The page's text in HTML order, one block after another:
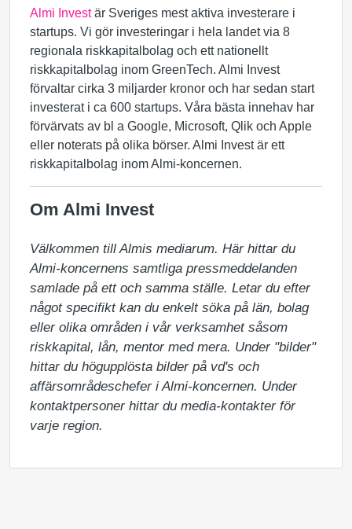
Almi Investär Sveriges mest aktiva investerare i
startups. Vi gör investeringar i hela landet via 8
regionala riskkapitalbolag och ett nationellt
riskkapitalbolag inom GreenTech. Almi Invest
förvaltar cirka 3 miljarder kronor och har sedan start
investerat i ca 600 startups. Våra bästa innehav har
förvärvats av bl a Google, Microsoft, Qlik och Apple
eller noterats på olika börser. Almi Invest är ett
riskkapitalbolag inom Almi-koncernen.
Om Almi Invest
Välkommen till Almis mediarum. Här hittar du
Almi-koncernens samtliga pressmeddelanden
samlade på ett och samma ställe. Letar du efter
något specifikt kan du enkelt söka på län, bolag
eller olika områden i vår verksamhet såsom
riskkapital, lån, mentor med mera. Under "bilder"
hittar du högupplösta bilder på vd's och
affärsområdeschefer i Almi-koncernen. Under
kontaktpersoner hittar du media-kontakter för
varje region.